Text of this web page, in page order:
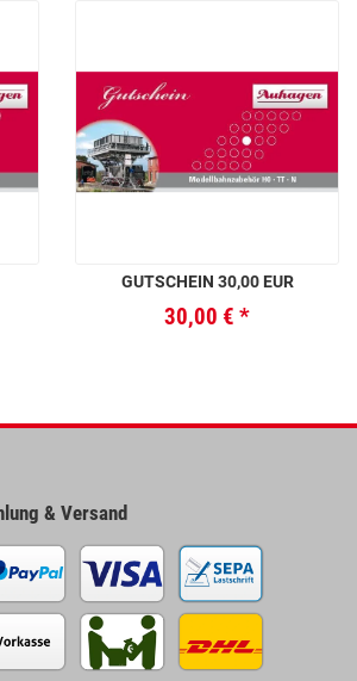
GUTSCHEIN 30,00 EUR
30,00 € *
& Versand